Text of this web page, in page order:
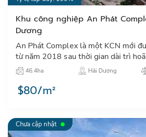
Khu công nghiệp An Phát
Dương
An Phát Complex là một KCN mới
từ năm 2018 sau thời gian dài trì
thu hút đầu tư công nghiệp tại khu
Dươn…
46.4ha Hải Dương
$80/m²
Chưa cập nhật